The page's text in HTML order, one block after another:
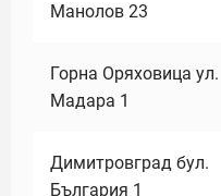
Манолов 23
Горна Оряховица ул.
Мадара 1
Димитровград бул.
България 1